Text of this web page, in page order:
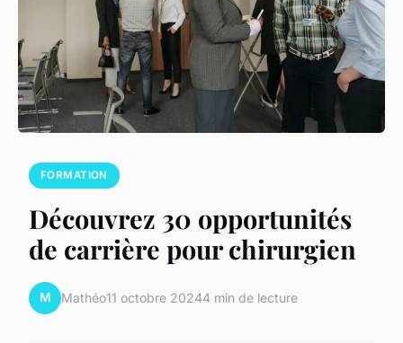
FORMATION
Découvrez 30 opportunités
de carrière pour chirurgien
M Mathéo11 octobre 20244 min de lecture